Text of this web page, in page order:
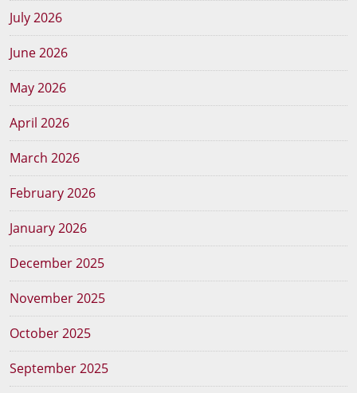
July 2026
June 2026
May 2026
April 2026
March 2026
February 2026
January 2026
December 2025
November 2025
October 2025
September 2025